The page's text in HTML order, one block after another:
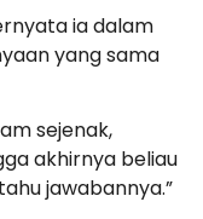
ia dalam
yang sama
sejenak,
akhirnya beliau
jawabannya.”